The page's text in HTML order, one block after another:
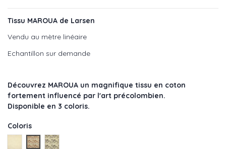
Tissu MAROUA de Larsen
Vendu au mètre linéaire
Echantillon sur demande
Découvrez MAROUA un magnifique tissu en coton
fortement influencé par l'art précolombien.
Disponible en 3 coloris.
Coloris
CREAM - réf : L9281-01
Tobacco - réf : L9281-02
Ebony - réf : L9281-03